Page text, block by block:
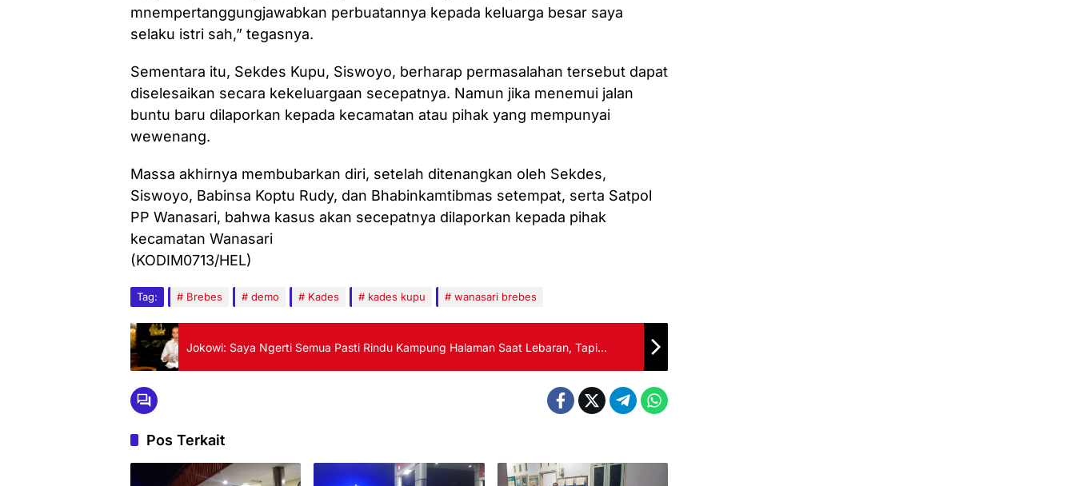
mnempertanggungjawabkan perbuatannya kepada keluarga besar saya
selaku istri sah,” tegasnya.
Sementara itu, Sekdes Kupu, Siswoyo, berharap permasalahan tersebut dapat
diselesaikan secara kekeluargaan secepatnya. Namun jika menemui jalan
buntu baru dilaporkan kepada kecamatan atau pihak yang mempunyai
wewenang.
Massa akhirnya membubarkan diri, setelah ditenangkan oleh Sekdes,
Siswoyo, Babinsa Koptu Rudy, dan Bhabinkamtibmas setempat, serta Satpol
PP Wanasari, bahwa kasus akan secepatnya dilaporkan kepada pihak
kecamatan Wanasari
(KODIM0713/HEL)
Tag: Brebes demo Kades kades kupu wanasari brebes
Jokowi: Saya Ngerti Semua Pasti Rindu Kampung Halaman Saat Lebaran, Tapi…
Pos Terkait